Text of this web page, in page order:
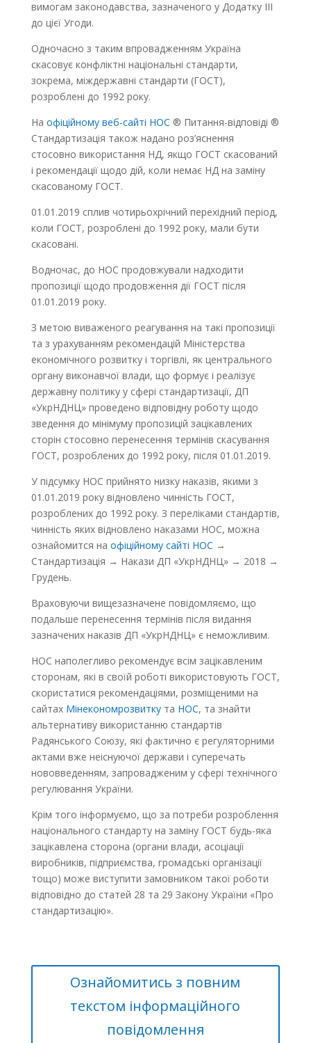
вимогам законодавства, зазначеного у Додатку III
до цієї Угоди.
Одночасно з таким впровадженням Україна
скасовує конфліктні національні стандарти,
зокрема, міждержавні стандарти (ГОСТ),
розроблені до 1992 року.
На офіційному веб-сайті НОС ® Питання-відповіді ®
Стандартизація також надано роз’яснення
стосовно використання НД, якщо ГОСТ скасований
і рекомендації щодо дій, коли немає НД на заміну
скасованому ГОСТ.
01.01.2019 сплив чотирьохрічний перехідний період,
коли ГОСТ, розроблені до 1992 року, мали бути
скасовані.
Водночас, до НОС продовжували надходити
пропозиції щодо продовження дії ГОСТ після
01.01.2019 року.
З метою виваженого реагування на такі пропозиції
та з урахуванням рекомендацій Міністерства
економічного розвитку і торгівлі, як центрального
органу виконавчої влади, що формує і реалізує
державну політику у сфері стандартизації, ДП
«УкрНДНЦ» проведено відповідну роботу щодо
зведення до мінімуму пропозицій зацікавлених
сторін стосовно перенесення термінів скасування
ГОСТ, розроблених до 1992 року, після 01.01.2019.
У підсумку НОС прийнято низку наказів, якими з
01.01.2019 року відновлено чинність ГОСТ,
розроблених до 1992 року. З переліками стандартів,
чинність яких відновлено наказами НОС, можна
ознайомится на офіційному сайті НОС →
Стандартизація → Накази ДП «УкрНДНЦ» → 2018 →
Грудень.
Враховуючи вищезазначене повідомляємо, що
подальше перенесення термінів після видання
зазначених наказів ДП «УкрНДНЦ» є неможливим.
НОС наполегливо рекомендує всім зацікавленим
сторонам, які в своїй роботі використовують ГОСТ,
скористатися рекомендаціями, розміщеними на
сайтах Мінекономрозвиткута НОС, та знайти
альтернативу використанню стандартів
Радянського Союзу, які фактично є регуляторними
актами вже неіснуючої держави і суперечать
нововведенням, запровадженим у сфері технічного
регулювання України.
Крім того інформуємо, що за потреби розроблення
національного стандарту на заміну ГОСТ будь-яка
зацікавлена сторона (органи влади, асоціації
виробників, підприємства, громадські організації
тощо) може виступити замовником такої роботи
відповідно до статей 28 та 29 Закону України «Про
стандартизацію».
Ознайомитись з повним
текстом інформаційного
повідомлення